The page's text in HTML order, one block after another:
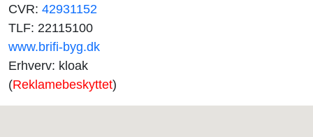
CVR: 42931152
TLF: 22115100
www.brifi-byg.dk
Erhverv: kloak
(Reklamebeskyttet)